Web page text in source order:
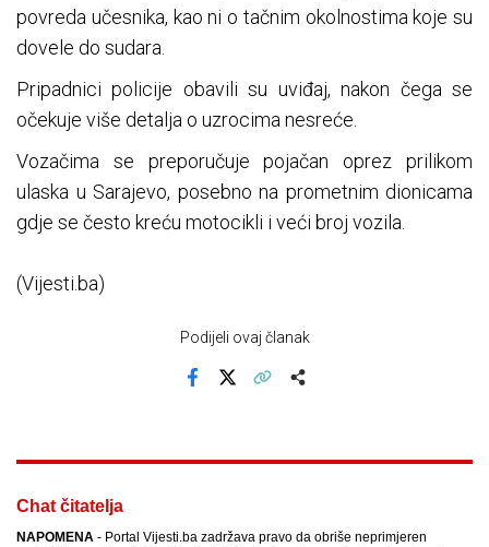
povreda učesnika, kao ni o tačnim okolnostima koje su
dovele do sudara.
Pripadnici policije obavili su uviđaj, nakon čega se
očekuje više detalja o uzrocima nesreće.
Vozačima se preporučuje pojačan oprez prilikom
ulaska u Sarajevo, posebno na prometnim dionicama
gdje se često kreću motocikli i veći broj vozila.
(Vijesti.ba)
Podijeli ovaj članak
Facebook
Chat čitatelja
NAPOMENA - Portal Vijesti.ba zadržava pravo da obriše neprimjeren